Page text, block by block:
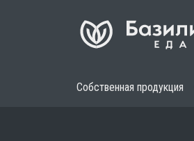
Собственная продукция